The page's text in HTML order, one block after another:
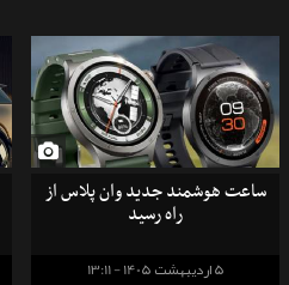
ساعت هوشمند جدید وان پلاس از
راه رسید
5 اردیبهشت 1405 - 13:11